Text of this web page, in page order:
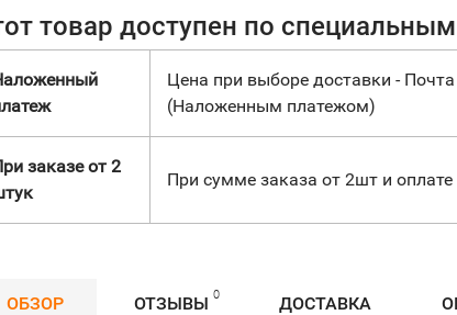
товар доступен по
Цена при выборе доставки -
(Наложенным платежом)
заказе от 2
При сумме заказа от 2шт и оплате
ОБЗОР ОТЗЫВЫ 0 ДОСТАВКА